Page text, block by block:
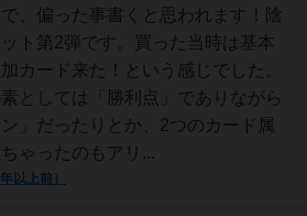
、偏った事書くと思われます！陰
ット第2弾です。買った当時は基本
カード来た！という感じでした。
としては「勝利点」でありながら
ン」だったりとか、2つのカード属
ゃったのもアリ...
以上前）